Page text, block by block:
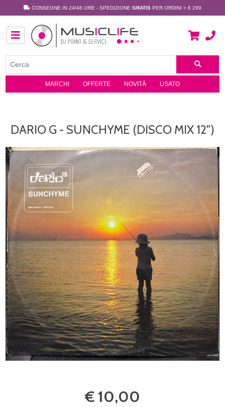
CONSEGNE IN 24/48 ORE - SPEDIZIONE GRATIS PER ORDINI > € 299
MARCHI OFFERTE NOVITÀ USATO
DARIO G - SUNCHYME (DISCO MIX 12")
€ 10,00